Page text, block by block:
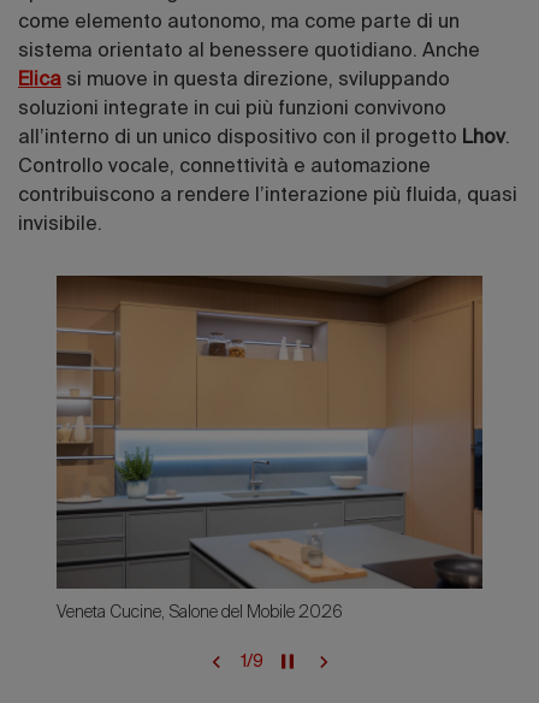
come elemento autonomo, ma come parte di un
sistema orientato al benessere quotidiano. Anche
Elica si muove in questa direzione, sviluppando
soluzioni integrate in cui più funzioni convivono
all’interno di un unico dispositivo con il progetto Lhov.
Controllo vocale, connettività e automazione
contribuiscono a rendere l’interazione più fluida, quasi
invisibile.
Veneta Cucine, Salone del Mobile 2026
1/9